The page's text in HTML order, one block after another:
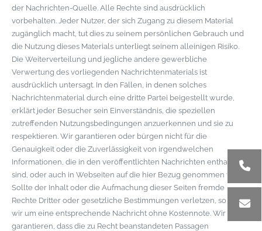
der Nachrichten-Quelle. Alle Rechte sind ausdrücklich
vorbehalten. Jeder Nutzer, der sich Zugang zu diesem Material
zugänglich macht, tut dies zu seinem persönlichen Gebrauch und
die Nutzung dieses Materials unterliegt seinem alleinigen Risiko.
Die Weiterverteilung und jegliche andere gewerbliche
Verwertung des vorliegenden Nachrichtenmaterials ist
ausdrücklich untersagt. In den Fällen, in denen solches
Nachrichtenmaterial durch eine dritte Partei beigestellt wurde,
erklärt jeder Besucher sein Einverständnis, die speziellen
zutreffenden Nutzungsbedingungen anzuerkennen und sie zu
respektieren. Wir garantieren oder bürgen nicht für die
Genauigkeit oder die Zuverlässigkeit von irgendwelchen
Informationen, die in den veröffentlichten Nachrichten enthalten
sind, oder auch in Webseiten auf die hier Bezug genommen wird.
Sollte der Inhalt oder die Aufmachung dieser Seiten fremde
Rechte Dritter oder gesetzliche Bestimmungen verletzen, so bitten
wir um eine entsprechende Nachricht ohne Kostennote. Wir
garantieren, dass die zu Recht beanstandeten Passagen